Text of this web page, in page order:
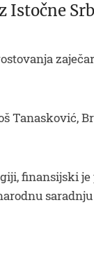
Istočne
Tanasković,
finansijski
saradnju